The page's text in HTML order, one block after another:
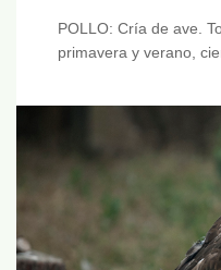
POLLO: Cría de ave.
primavera y verano,